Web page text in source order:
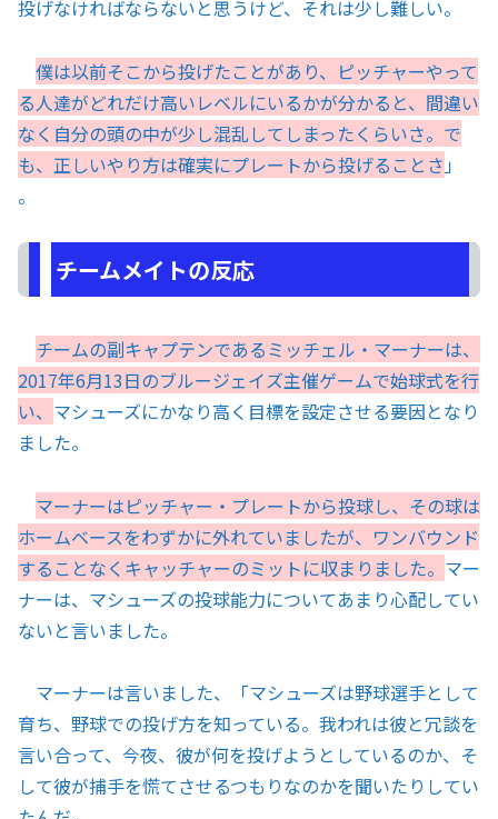
投げなければならないと思うけど、それは少し難しい。
僕は以前そこから投げたことがあり、ピッチャーやって
る人達がどれだけ高いレベルにいるかが分かると、間違い
なく自分の頭の中が少し混乱してしまったくらいさ。で
も、正しいやり方は確実にプレートから投げることさ 」
。
チームメイトの反応
チームの副キャプテンであるミッチェル・マーナーは、
2017年6月13日のブルージェイズ主催ゲームで始球式を行
い、 マシューズにかなり高く目標を設定させる要因となり
ました。
マーナーはピッチャー・プレートから投球し、その球は
ホームベースをわずかに外れていましたが、ワンバウンド
することなくキャッチャーのミットに収まりました。 マー
ナーは、マシューズの投球能力についてあまり心配してい
ないと言いました。
マーナーは言いました、「マシューズは野球選手として
育ち、野球での投げ方を知っている。我われは彼と冗談を
言い合って、今夜、彼が何を投げようとしているのか、そ
して彼が捕手を慌てさせるつもりなのかを聞いたりしてい